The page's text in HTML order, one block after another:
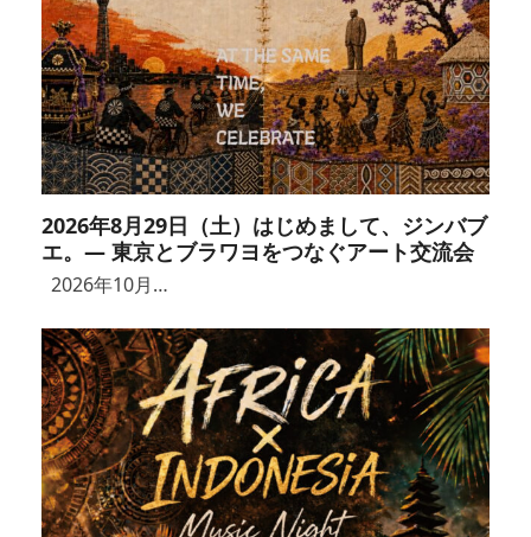
2026年8月29日（土）はじめまして、ジンバブ
エ。― 東京とブラワヨをつなぐアート交流会
2026年10月…